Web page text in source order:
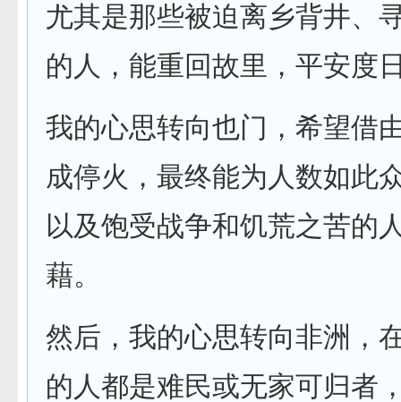
尤其是那些被迫离乡背井、
的人，能重回故里，平安度
我的心思转向也门，希望借
成停火，最终能为人数如此
以及饱受战争和饥荒之苦的
藉。
然后，我的心思转向非洲，
的人都是难民或无家可归者